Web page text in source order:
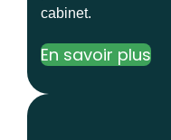
cabinet.
En savoir plus